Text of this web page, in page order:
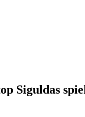
Siguldas